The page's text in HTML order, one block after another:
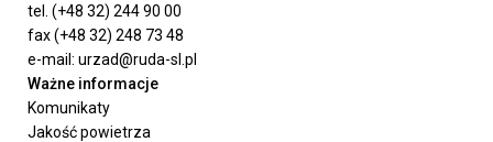
tel. (+48 32) 244 90 00
fax (+48 32) 248 73 48
e-mail: urzad@ruda-sl.pl
Ważne informacje
Komunikaty
Jakość powietrza